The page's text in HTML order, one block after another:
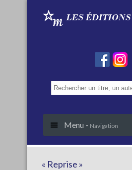
Menu - Navigation
« Reprise »